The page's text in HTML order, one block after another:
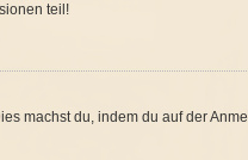
teil!
machst du, indem du auf der